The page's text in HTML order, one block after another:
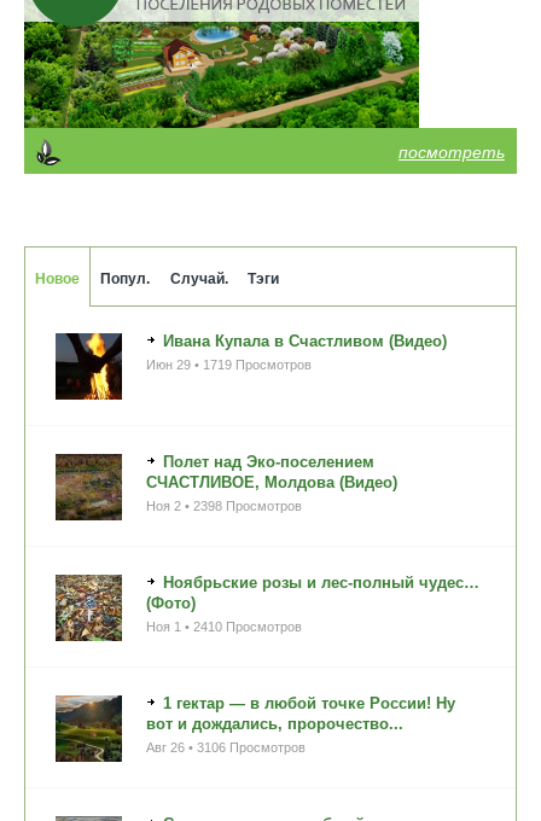
посмотреть
Новое Попул. Случай. Тэги
Ивана Купала в Счастливом (Видео)
Июн 29 • 1719 Просмотров
Полет над Эко-поселением
СЧАСТЛИВОЕ, Молдова (Видео)
Ноя 2 • 2398 Просмотров
Ноябрьские розы и лес-полный чудес…
(Фото)
Ноя 1 • 2410 Просмотров
1 гектар — в любой точке России! Ну
вот и дождались, пророчество...
Авг 26 • 3106 Просмотров